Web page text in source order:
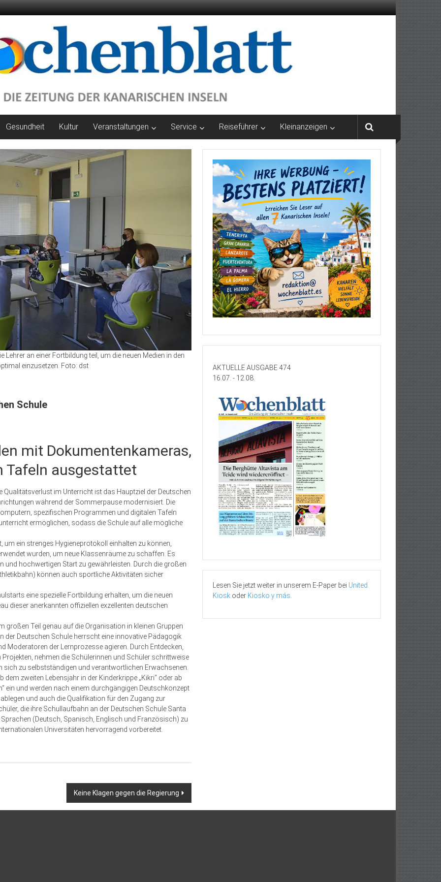
Gesundheit Kultur Veranstaltungen Service Reiseführer Kleinanzeigen
an einer Fortbildung teil, um die neuen Medien in den
einzusetzen. Foto: dst
Schule
mit Dokumentenkameras,
Tafeln ausgestattet
Qualitätsverlust im Unterricht ist das Hauptziel der Deutschen
während der Sommerpause modernisiert. Die
spezifischen Programmen und digitalen Tafeln
ermöglichen, sodass die Schule auf alle mögliche
ein strenges Hygieneprotokoll einhalten zu können,
wurden, um neue Klassenräume zu schaffen. Es
und hochwertigen Start zu gewährleisten. Durch die großen
können auch sportliche Aktivitäten sicher
eine spezielle Fortbildung erhalten, um die neuen
dieser anerkannten offiziellen exzellenten deutschen
großen Teil genau auf die Organisation in kleinen Gruppen
der Deutschen Schule herrscht eine innovative Pädagogik
Moderatoren der Lernprozesse agieren. Durch Entdecken,
nehmen die Schülerinnen und Schüler schritt­weise
sich zu selbstständigen und verantwortlichen Erwachsenen.
dem zweiten Lebensjahr in der Kinderkrippe „Kikri“ oder ab
ein und werden nach einem durchgängigen Deutschkonzept
und auch die Qualifikation für den Zugang zur
die ihre Schullaufbahn an der Deutschen Schule Santa
(Deutsch, Spanisch, Englisch und Französisch) zu
Universitäten hervorragend vorbereitet.
Keine Klagen gegen die Regierung
AKTUELLE AUSGABE 474
16.07. - 12.08.
Lesen Sie jetzt weiter in unserem E-Paper bei United
Kiosk oder Kiosko y más